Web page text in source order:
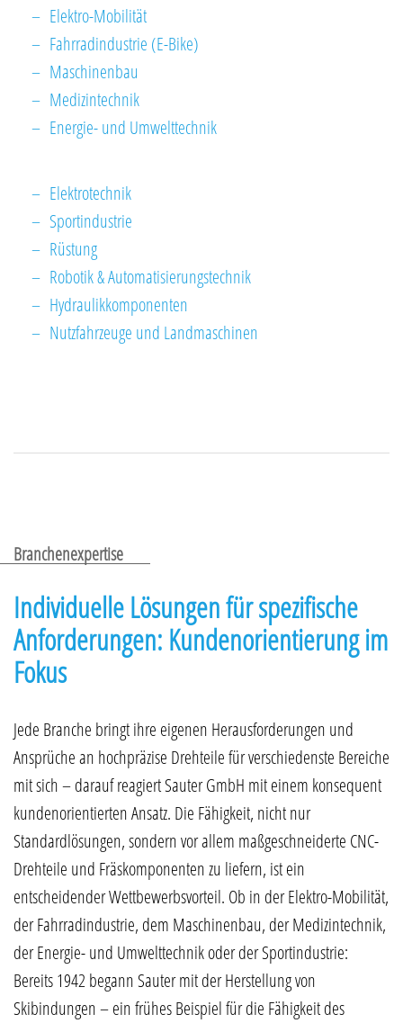
Elektro-Mobilität
Fahrradindustrie (E-Bike)
Maschinenbau
Medizintechnik
Energie- und Umwelttechnik
Elektrotechnik
Sportindustrie
Rüstung
Robotik & Automatisierungstechnik
Hydraulikkomponenten
Nutzfahrzeuge und Landmaschinen
Branchenexpertise
Individuelle Lösungen für spezifische
Anforderungen: Kundenorientierung im
Fokus
Jede Branche bringt ihre eigenen Herausforderungen und
Ansprüche an hochpräzise Drehteile für verschiedenste Bereiche
mit sich – darauf reagiert Sauter GmbH mit einem konsequent
kundenorientierten Ansatz. Die Fähigkeit, nicht nur
Standardlösungen, sondern vor allem maßgeschneiderte CNC-
Drehteile und Fräskomponenten zu liefern, ist ein
entscheidender Wettbewerbsvorteil. Ob in der Elektro-Mobilität,
der Fahrradindustrie, dem Maschinenbau, der Medizintechnik,
der Energie- und Umwelttechnik oder der Sportindustrie:
Bereits 1942 begann Sauter mit der Herstellung von
Skibindungen – ein frühes Beispiel für die Fähigkeit des